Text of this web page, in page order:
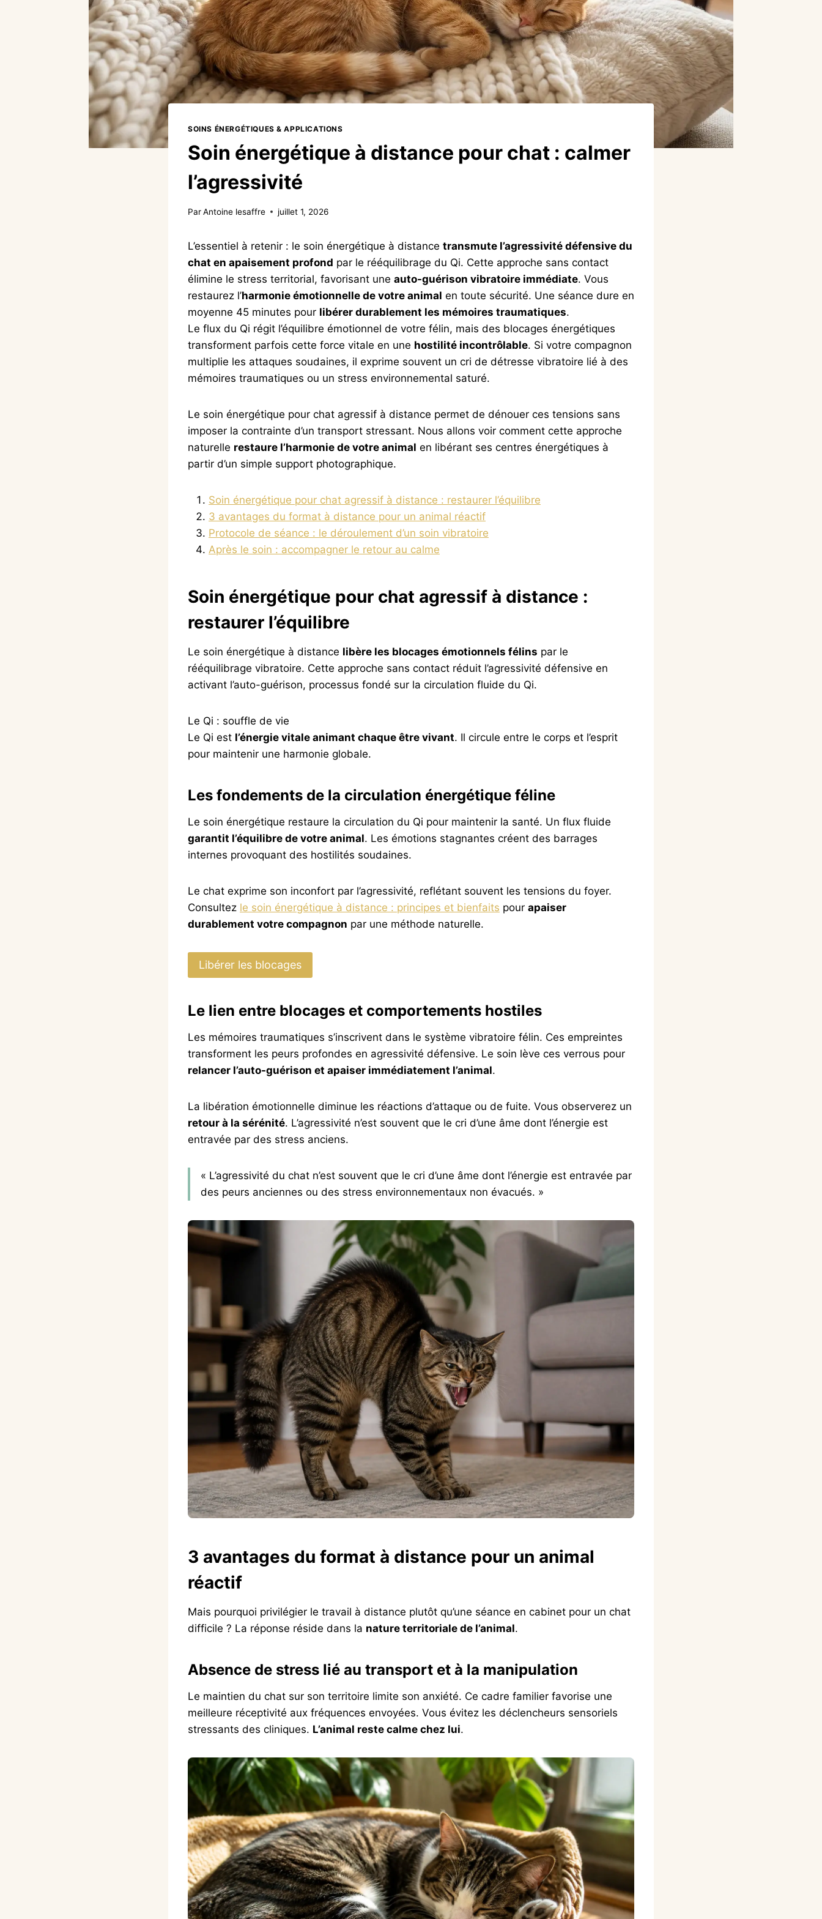
SOINS ÉNERGÉTIQUES & APPLICATIONS
Soin énergétique à distance pour chat : calmer
l’agressivité
ParAntoine lesaffre juillet 1, 2026
L’essentiel à retenir : le soin énergétique à distance transmute l’agressivité défensive du
chat en apaisement profond par le rééquilibrage du Qi. Cette approche sans contact
élimine le stress territorial, favorisant une auto-guérison vibratoire immédiate. Vous
restaurez l’harmonie émotionnelle de votre animal en toute sécurité. Une séance dure en
moyenne 45 minutes pour libérer durablement les mémoires traumatiques.
Le flux du Qi régit l’équilibre émotionnel de votre félin, mais des blocages énergétiques
transforment parfois cette force vitale en une hostilité incontrôlable. Si votre compagnon
multiplie les attaques soudaines, il exprime souvent un cri de détresse vibratoire lié à des
mémoires traumatiques ou un stress environnemental saturé.
Le soin énergétique pour chat agressif à distance permet de dénouer ces tensions sans
imposer la contrainte d’un transport stressant. Nous allons voir comment cette approche
naturelle restaure l’harmonie de votre animal en libérant ses centres énergétiques à
partir d’un simple support photographique.
Soin énergétique pour chat agressif à distance : restaurer l’équilibre
3 avantages du format à distance pour un animal réactif
Protocole de séance : le déroulement d’un soin vibratoire
Après le soin : accompagner le retour au calme
Soin énergétique pour chat agressif à distance :
restaurer l’équilibre
Le soin énergétique à distance libère les blocages émotionnels félins par le
rééquilibrage vibratoire. Cette approche sans contact réduit l’agressivité défensive en
activant l’auto-guérison, processus fondé sur la circulation fluide du Qi.
Le Qi : souffle de vie
Le Qi est l’énergie vitale animant chaque être vivant. Il circule entre le corps et l’esprit
pour maintenir une harmonie globale.
Les fondements de la circulation énergétique féline
Le soin énergétique restaure la circulation du Qi pour maintenir la santé. Un flux fluide
garantit l’équilibre de votre animal. Les émotions stagnantes créent des barrages
internes provoquant des hostilités soudaines.
Le chat exprime son inconfort par l’agressivité, reflétant souvent les tensions du foyer.
Consultez le soin énergétique à distance : principes et bienfaits pour apaiser
durablement votre compagnon par une méthode naturelle.
Libérer les blocages
Le lien entre blocages et comportements hostiles
Les mémoires traumatiques s’inscrivent dans le système vibratoire félin. Ces empreintes
transforment les peurs profondes en agressivité défensive. Le soin lève ces verrous pour
relancer l’auto-guérison et apaiser immédiatement l’animal.
La libération émotionnelle diminue les réactions d’attaque ou de fuite. Vous observerez un
retour à la sérénité. L’agressivité n’est souvent que le cri d’une âme dont l’énergie est
entravée par des stress anciens.
« L’agressivité du chat n’est souvent que le cri d’une âme dont l’énergie est entravée par
des peurs anciennes ou des stress environnementaux non évacués. »
3 avantages du format à distance pour un animal
réactif
Mais pourquoi privilégier le travail à distance plutôt qu’une séance en cabinet pour un chat
difficile ? La réponse réside dans la nature territoriale de l’animal.
Absence de stress lié au transport et à la manipulation
Le maintien du chat sur son territoire limite son anxiété. Ce cadre familier favorise une
meilleure réceptivité aux fréquences envoyées. Vous évitez les déclencheurs sensoriels
stressants des cliniques. L’animal reste calme chez lui.